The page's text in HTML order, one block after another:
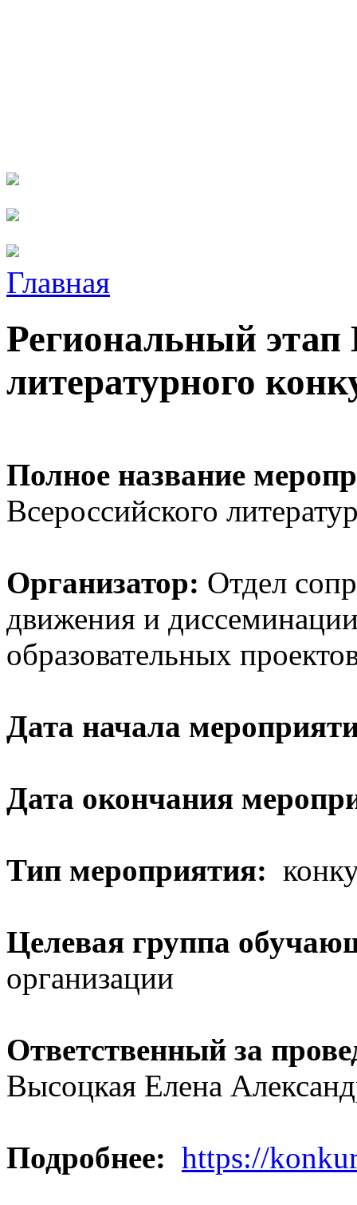
Главная
Региональный этап
литературного
Полное название
Всероссийского
Организатор: Отдел
движения и
образовательных
Дата начала
Дата окончания
Тип мероприятия:
Целевая группа
организации
Ответственный за
Высоцкая Елена
Подробнее: https://